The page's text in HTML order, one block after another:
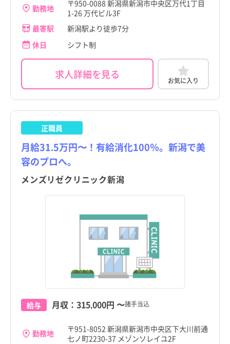
勤務地
〒950-0088 新潟県新潟市中央区万代1丁目
1-26 万代ビル3F
最寄駅
新潟駅より徒歩7分
休日
シフト制
求人詳細を見る お気に入り
正職員
月給31.5万円〜！有給消化100％。新潟で美
容のプロへ。
メンズリゼクリニック新潟
給与 月収： 315,000円 〜諸手当込
勤務地
〒951-8052 新潟県新潟市中央区下大川前通
七ノ町2230-37 メゾンソレイユ2F